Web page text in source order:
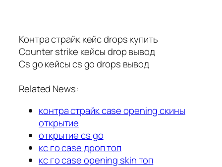
Контра страйк кейс drops купить
Counter strike кейсы drop вывод
Cs go кейсы cs go drops вывод
Related News:
контра страйк case opening скины
открытие
открытие cs go
кс го case дроп топ
кс го case opening skin топ